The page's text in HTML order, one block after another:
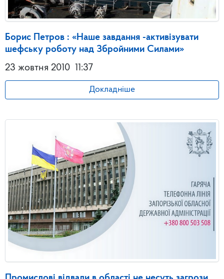
Борис Петров : «Наше завдання -активізувати
шефську роботу над Збройними Силами»
23 жовтня 2010 11:37
Докладніше